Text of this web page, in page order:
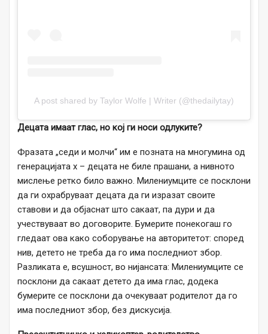
A post shared by Taylor Wolfe | Writer (@thedailytay)
Децата имаат глас, но кој ги носи одлуките?
Фразата „седи и молчи“ им е позната на многумина од
генерацијата х – децата не биле прашани, а нивното
мислење ретко било важно. Милениумците се посклони
да ги охрабруваат децата да ги изразат своите
ставови и да објаснат што сакаат, па дури и да
учествуваат во договорите. Бумерите понекогаш го
гледаат ова како соборување на авторитетот: според
нив, детето не треба да го има последниот збор.
Разликата е, всушност, во нијансата: Милениумците се
посклони да сакаат детето да има глас, додека
бумерите се посклони да очекуваат родителот да го
има последниот збор, без дискусија.